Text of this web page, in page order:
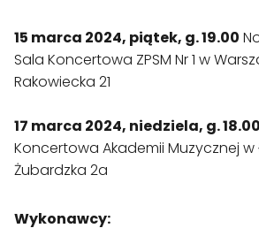
15 marca 2024, piątek, g. 19.00
Sala Koncertowa ZPSM Nr 1 w
Rakowiecka 21
17 marca 2024, niedziela, g. 18.00
Koncertowa Akademii Muzycznej w
Żubardzka 2a
Wykonawcy: